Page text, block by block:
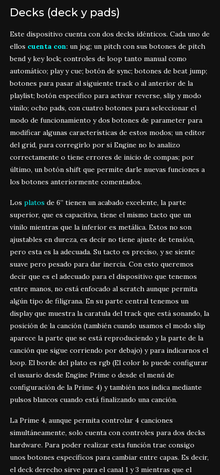
Decks (deck y pads)
Este dispositivo cuenta con dos decks idénticos. Cada uno de
ellos cuenta con: un jog; un pitch con sus botones de pitch
bend y key lock; controles de loop tanto manual como
automático; play y cue; botón de sync; botones de beat jump;
botones para pasar al siguiente track o al anterior de la
playlist; botón específico para activar reverse, slip y modo
vinilo; ocho pads, con cuatro botones para seleccionar el
modo de funcionamiento y dos botones de parameter para
modificar algunas características de estos modos; un editor
del grid, para corregirlo por si Engine no lo analizo
correctamente o tiene errores de inicio de compas; por
último, un botón shift que permite darle nuevas funciones a
los botones anteriormente comentados.
Los platos de 6” tienen un acabado excelente, la parte
superior, que es capacitiva, tiene el mismo tacto que un
vinilo mientras que la inferior es metálica. Estos no son
ajustables en dureza, es decir no tiene ajuste de tensión,
pero esta es la adecuada. Su tacto es preciso, y se siente
suave pero pesado para dar inercia. Con esto queremos
decir que es el adecuado para el dispositivo que tenemos
entre manos, no está enfocado al scratch aunque permita
algún tipo de filigrana. En su parte central tenemos un
display que muestra la caratula del track que está sonando, la
posición de la canción (también cuando usamos el modo slip
aparece la parte que se está reproduciendo y la parte de la
canción que sigue corriendo por debajo) y para indicarnos el
loop. El borde del plato es rgb (El color lo puede configurar
el usuario desde Engine Prime o desde el menú de
configuración de la Prime 4) y también nos indica mediante
pulsos blancos cuando está finalizando una canción.
La Prime 4, aunque permita controlar 4 canciones
simultáneamente, solo cuenta con controles para dos decks
hardware. Para poder realizar esta función trae consigo
unos botones específicos para cambiar entre capas. Es decir,
el deck derecho sirve para el canal 1 y 3 mientras que el